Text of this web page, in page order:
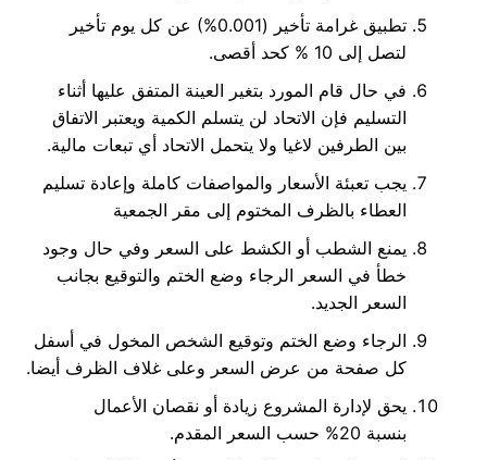
تطبيق غرامة تأخير (0.001%) عن كل يوم تأخير
لتصل إلى 10 % كحد أقصى.
في حال قام المورد بتغير العينة المتفق عليها أثناء
التسليم فإن الاتحاد لن يتسلم الكمية ويعتبر الاتفاق
بين الطرفين لاغيا ولا يتحمل الاتحاد أي تبعات مالية.
يجب تعبئة الأسعار والمواصفات كاملة وإعادة تسليم
العطاء بالظرف المختوم إلى مقر الجمعية
يمنع الشطب أو الكشط على السعر وفي حال وجود
خطأ في السعر الرجاء وضع الختم والتوقيع بجانب
السعر الجديد.
الرجاء وضع الختم وتوقيع الشخص المخول في أسفل
كل صفحة من عرض السعر وعلى غلاف الظرف أيضا.
يحق لإدارة المشروع زيادة أو نقصان الأعمال
بنسبة 20% حسب السعر المقدم.